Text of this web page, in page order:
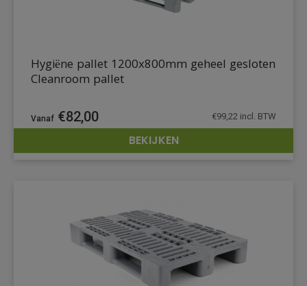
DETAILS
Hygiëne pallet 1200x800mm geheel gesloten
Cleanroom pallet
€82,00 €99,22 incl. BTW
BEKIJKEN